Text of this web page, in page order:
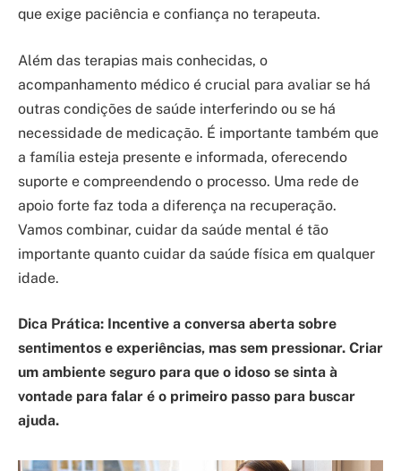
que exige paciência e confiança no terapeuta.
Além das terapias mais conhecidas, o
acompanhamento médico é crucial para avaliar se há
outras condições de saúde interferindo ou se há
necessidade de medicação. É importante também que
a família esteja presente e informada, oferecendo
suporte e compreendendo o processo. Uma rede de
apoio forte faz toda a diferença na recuperação.
Vamos combinar, cuidar da saúde mental é tão
importante quanto cuidar da saúde física em qualquer
idade.
Dica Prática: Incentive a conversa aberta sobre
sentimentos e experiências, mas sem pressionar. Criar
um ambiente seguro para que o idoso se sinta à
vontade para falar é o primeiro passo para buscar
ajuda.